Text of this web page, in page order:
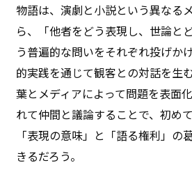
物語は、演劇と小説という異なる
ら、「他者をどう表現し、世論と
う普遍的な問いをそれぞれ投げか
的実践を通じて観客との対話を生
葉とメディアによって問題を表面
れて仲間と議論することで、初め
「表現の意味」と「語る権利」の
きるだろう。